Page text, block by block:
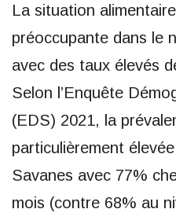
La situation
préoccupante dans le
avec des taux élevés
Selon l’Enquête
(EDS) 2021, la
particulièrement
Savanes avec 77%
mois (contre 68% au